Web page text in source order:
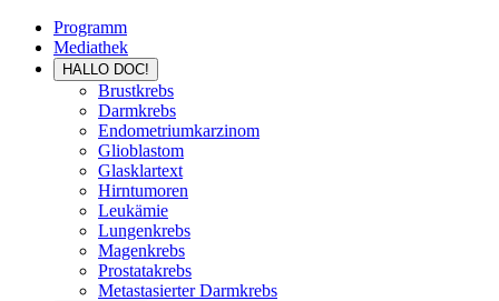
Programm
Mediathek
HALLO DOC!
Brustkrebs
Darmkrebs
Endometriumkarzinom
Glioblastom
Glasklartext
Hirntumoren
Leukämie
Lungenkrebs
Magenkrebs
Prostatakrebs
Metastasierter Darmkrebs